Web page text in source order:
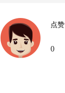
点赞
0